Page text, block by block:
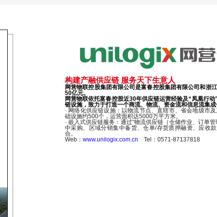
构建产融供应链 服务天下生意人
网营物联控股集团有限公司是富春控股集团有限公司和浙
50亿元。
网营物联依托富春控股近30年供应链运营经验及“凤凰行
链设施，致力于打造一个商流、物流、资金流和信息流集
· 网络化供应链设施：以物流节点、直辖市、省会地级市
础设施约500个，运营面积达5000万平方米。
· 嵌入式供应链服务：通过“物流供应链（仓储作业、订单
中采购、区域分销集中备货、仓单/存货质押融资、应收
合。
Web： www.unilogix.com.cn Tel：0571-87137818‬